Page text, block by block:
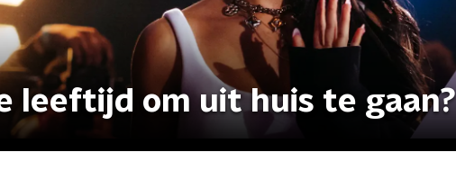
leeftijd om uit huis te gaan?